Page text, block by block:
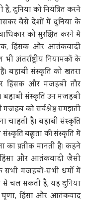
दुनिया को नियंत्रित करने
वैसे देशों में दुनिया के
को सुरक्षित करने में
हिंसक और आतंकवादी
अंतर्राष्ट्रीय नियामकों के
बहाबी संस्कृति को खतरा
हिंसक और मजहबी तौर
बहाबी संस्कृति उन मजहबी
को सर्वश्रेष्ठ समझती
है। बहाबी संस्कृति
बहूलता की संस्कृति में
का प्रतीक मानती है। कहने
हिंसा और आतंकवादी जैसी
मजहबों-सभी धर्मो में
से चल सकती है, यह दुनिया
घृणा, हिंसा और आतंकवाद